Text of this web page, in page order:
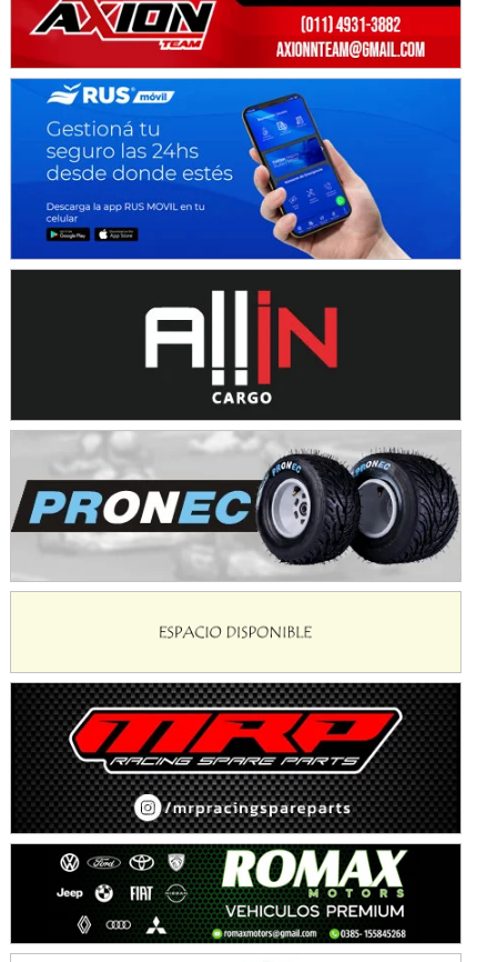
Ciudad de Trenque Lauquen (Asfalto)
Trenque Lauquen (Buenos Aires)
ENTRERRIANO - F6 (POSTERGADA)
Parque de la Velocidad (Asfalto)
Villaguay (Entre Ríos)
VICTORIENSE - F7
El Cerro (Tierra)
Moto Club Reginense (Tierra)
Gral. E. Godoy (Río Negro)
Humboldt (Santa Fe)
NORESTE SANTAFESINO - F6
Ciudad de Avellaneda (Asfalto)
Avellaneda (Santa Fe)
SUR SANTAFESINO - F4
Rufino (Santa Fe)
El Timbó (Tucumán)